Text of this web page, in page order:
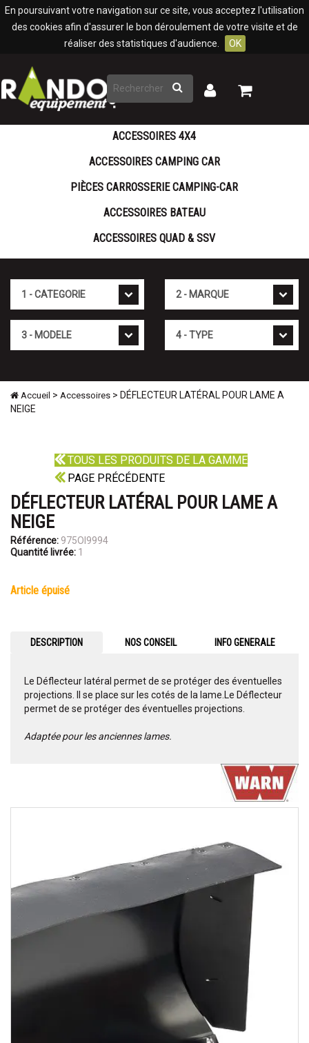
En poursuivant votre navigation sur ce site, vous acceptez l'utilisation
des cookies afin d'assurer le bon déroulement de votre visite et de
réaliser des statistiques d'audience.
OK
Rechercher
Mon
Mon
ACCESSOIRES 4X4
ACCESSOIRES CAMPING CAR
PIÈCES CARROSSERIE CAMPING-CAR
ACCESSOIRES BATEAU
ACCESSOIRES QUAD & SSV
Accueil > Accessoires > DÉFLECTEUR LATÉRAL POUR LAME A
NEIGE
TOUS LES PRODUITS DE LA GAMME
PAGE PRÉCÉDENTE
DÉFLECTEUR LATÉRAL POUR LAME A
NEIGE
Référence: 975OI9994
Quantité livrée: 1
article épuisé
DESCRIPTION NOS CONSEIL INFO GENERALE
Le Déflecteur latéral permet de se protéger des éventuelles
projections. Il se place sur les cotés de la lame.Le Déflecteur
permet de se protéger des éventuelles projections.
Adaptée pour les anciennes lames.
Panneau de gestion des cookies